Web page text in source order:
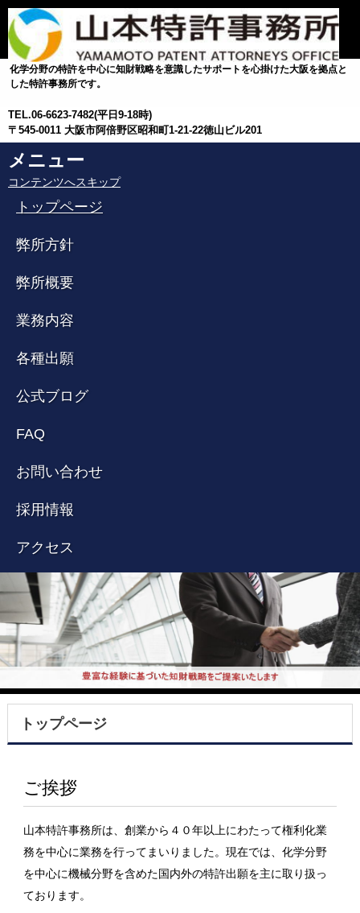
化学分野の特許を中心に知財戦略を意識したサポートを心掛けた大阪を拠点と
した特許事務所です。
TEL.06-6623-7482(平日9-18時)
〒545-0011 大阪市阿倍野区昭和町1-21-22徳山ビル201
メニュー
コンテンツへスキップ
トップページ
弊所方針
弊所概要
業務内容
各種出願
公式ブログ
FAQ
お問い合わせ
採用情報
アクセス
トップページ
ご挨拶
山本特許事務所は、創業から４０年以上にわたって権利化業
務を中心に業務を行ってまいりました。現在では、化学分野
を中心に機械分野を含めた国内外の特許出願を主に取り扱っ
ております。